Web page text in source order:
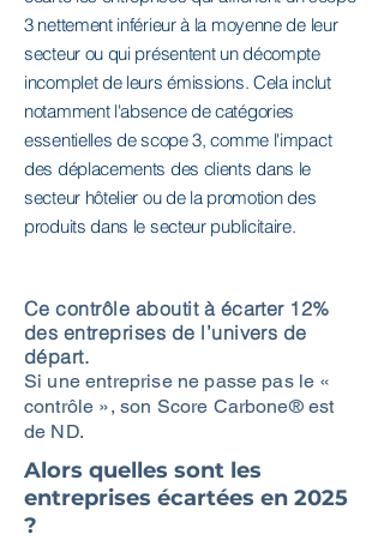
3 nettement inférieur à la moyenne de leur
secteur ou qui présentent un décompte
incomplet de leurs émissions. Cela inclut
notamment l'absence de catégories
essentielles de scope 3, comme l'impact
des déplacements des clients dans le
secteur hôtelier ou de la promotion des
produits dans le secteur publicitaire.
Ce contrôle aboutit à écarter 12%
des entreprises de l’univers de
départ.
Si une entreprise ne passe pas le «
contrôle », son Score Carbone® est
de ND.
Alors quelles sont les
entreprises écartées en 2025
?